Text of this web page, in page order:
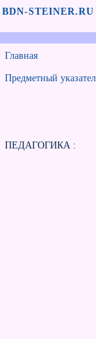
BDN-STEINER.RU
Главная
Предметный
ПЕДАГОГИКА :